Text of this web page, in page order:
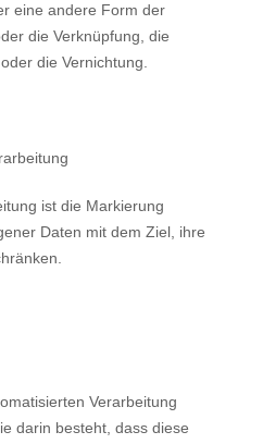
eine andere Form der
die Verknüpfung, die
die Vernichtung.
ist die Markierung
Daten mit dem Ziel, ihre
Verarbeitung
darin besteht, dass diese